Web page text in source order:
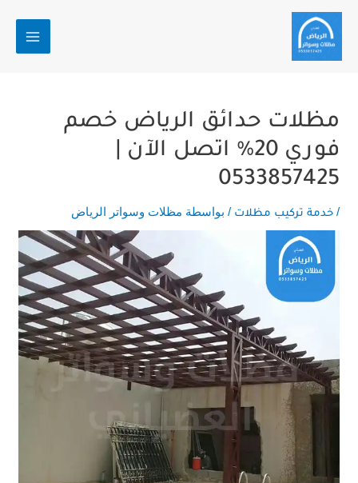
تخطي
المحتوى
مظلات حدائق الرياض خصم
فوري 20% اتصل الآن |
0533857425
/خدمة تركيب مظلات / بواسطة مظلات وسواتر الرياض
Post
navigation